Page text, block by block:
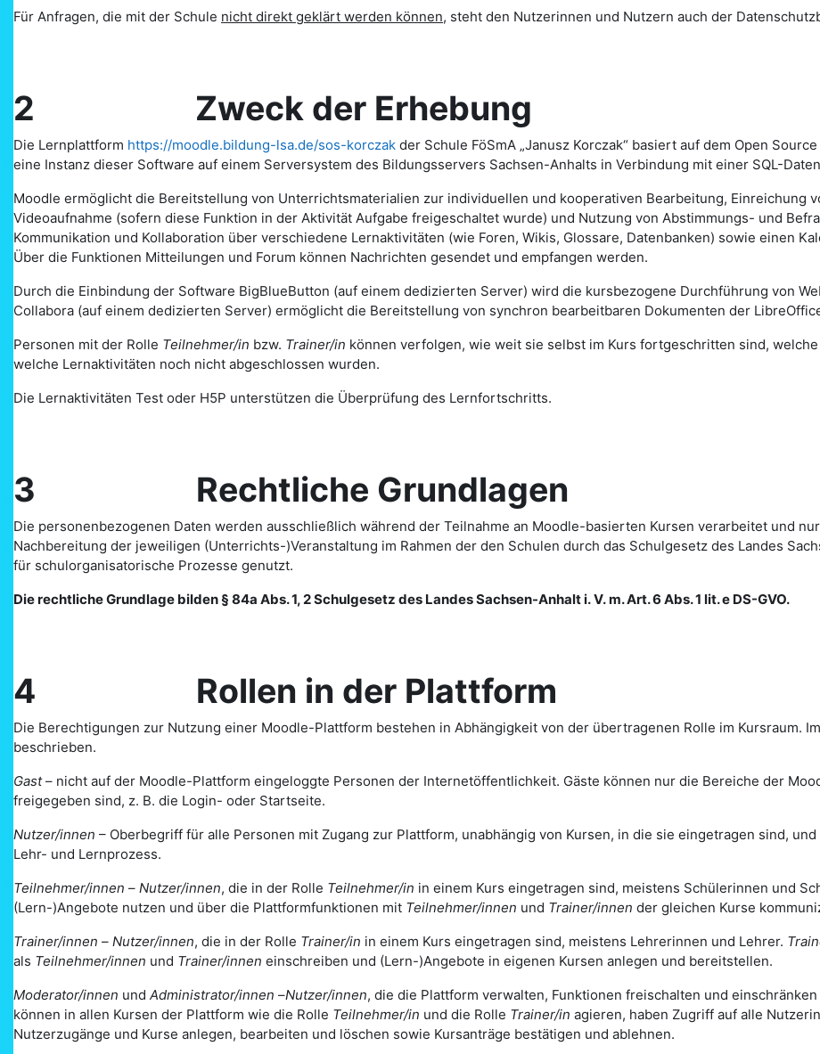
Für Anfragen, die mit der Schule nicht direkt geklärt werden können, steht den Nutzerinnen und Nutzern auch der
2 Zweck der Erhebung
Die Lernplattform https://moodle.bildung-lsa.de/sos-korczak der Schule FöSmA „Janusz Korczak“ basiert auf dem Open
eine Instanz dieser Software auf einem Serversystem des Bildungsservers Sachsen-Anhalts in Verbindung mit einer SQL-
Moodle ermöglicht die Bereitstellung von Unterrichtsmaterialien zur individuellen und kooperativen Bearbeitung, Einreichung
Videoaufnahme (sofern diese Funktion in der Aktivität Aufgabe freigeschaltet wurde) und Nutzung von Abstimmungs- und
Kommunikation und Kollaboration über verschiedene Lernaktivitäten (wie Foren, Wikis, Glossare, Datenbanken) sowie einen
Über die Funktionen Mitteilungen und Forum können Nachrichten gesendet und empfangen werden.
Durch die Einbindung der Software BigBlueButton (auf einem dedizierten Server) wird die kursbezogene Durchführung von
Collabora (auf einem dedizierten Server) ermöglicht die Bereitstellung von synchron bearbeitbaren Dokumenten der
Personen mit der Rolle Teilnehmer/in bzw. Trainer/in können verfolgen, wie weit sie selbst im Kurs fortgeschritten sind,
welche Lernaktivitäten noch nicht abgeschlossen wurden.
Die Lernaktivitäten Test oder H5P unterstützen die Überprüfung des Lernfortschritts.
3 Rechtliche Grundlagen
Die personenbezogenen Daten werden ausschließlich während der Teilnahme an Moodle-basierten Kursen verarbeitet und
Nachbereitung der jeweiligen (Unterrichts-)Veranstaltung im Rahmen der den Schulen durch das Schulgesetz des Landes
für schulorganisatorische Prozesse genutzt.
Die rechtliche Grundlage bilden § 84a Abs. 1, 2 Schulgesetz des Landes Sachsen-Anhalt i. V. m. Art. 6 Abs. 1 lit. e DS-GVO.
4 Rollen in der Plattform
Die Berechtigungen zur Nutzung einer Moodle-Plattform bestehen in Abhängigkeit von der übertragenen Rolle im Kursraum.
beschrieben.
Gast– nicht auf der Moodle-Plattform eingeloggte Personen der Internetöffentlichkeit. Gäste können nur die Bereiche der
freigegeben sind, z. B. die Login- oder Startseite.
Nutzer/innen – Oberbegriff für alle Personen mit Zugang zur Plattform, unabhängig von Kursen, in die sie eingetragen sind,
Lehr- und Lernprozess.
Teilnehmer/innen – Nutzer/innen, die in der Rolle Teilnehmer/in in einem Kurs eingetragen sind, meistens Schülerinnen und
(Lern-)Angebote nutzen und über die Plattformfunktionen mit Teilnehmer/innen und Trainer/innen der gleichen Kurse
Trainer/innen – Nutzer/innen, die in der Rolle Trainer/in in einem Kurs eingetragen sind, meistens Lehrerinnen und Lehrer.
als Teilnehmer/innen und Trainer/innen einschreiben und (Lern-)Angebote in eigenen Kursen anlegen und bereitstellen.
Moderator/innen und Administrator/innen –Nutzer/innen, die die Plattform verwalten, Funktionen freischalten und
können in allen Kursen der Plattform wie die Rolle Teilnehmer/in und die Rolle Trainer/in agieren, haben Zugriff auf alle
Nutzerzugänge und Kurse anlegen, bearbeiten und löschen sowie Kursanträge bestätigen und ablehnen.